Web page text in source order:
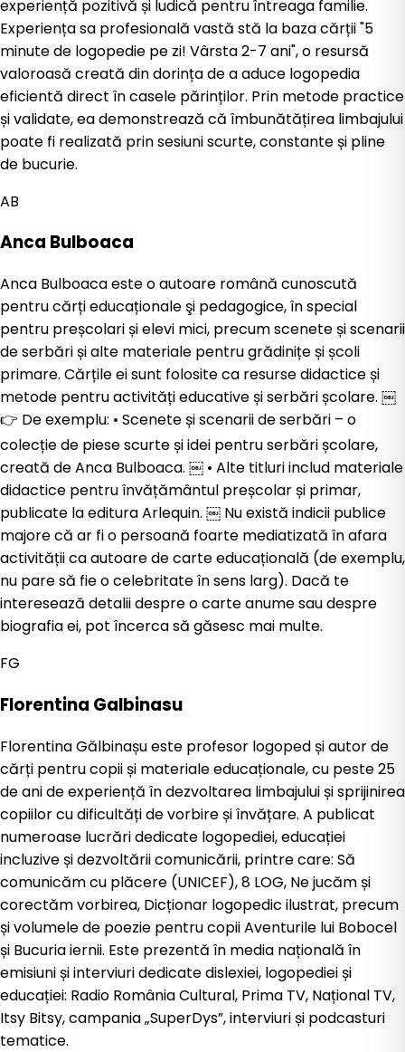
experiență pozitivă și ludică pentru întreaga familie.
Experiența sa profesională vastă stă la baza cărții "5
minute de logopedie pe zi! Vârsta 2-7 ani", o resursă
valoroasă creată din dorința de a aduce logopedia
eficientă direct în casele părinților. Prin metode practice
și validate, ea demonstrează că îmbunătățirea limbajului
poate fi realizată prin sesiuni scurte, constante și pline
de bucurie.
AB
Anca Bulboaca
Anca Bulboaca este o autoare română cunoscută
pentru cărți educaționale şi pedagogice, în special
pentru preșcolari și elevi mici, precum scenete și scenarii
de serbări și alte materiale pentru grădinițe și școli
primare. Cărțile ei sunt folosite ca resurse didactice și
metode pentru activități educative și serbări școlare. ￼
👉 De exemplu: • Scenete și scenarii de serbări – o
colecție de piese scurte și idei pentru serbări școlare,
creată de Anca Bulboaca. ￼ • Alte titluri includ materiale
didactice pentru învățământul preșcolar și primar,
publicate la editura Arlequin. ￼ Nu există indicii publice
majore că ar fi o persoană foarte mediatizată în afara
activității ca autoare de carte educațională (de exemplu,
nu pare să fie o celebritate în sens larg). Dacă te
interesează detalii despre o carte anume sau despre
biografia ei, pot încerca să găsesc mai multe.
FG
Florentina Galbinasu
Florentina Gălbinașu este profesor logoped și autor de
cărți pentru copii și materiale educaționale, cu peste 25
de ani de experiență în dezvoltarea limbajului și sprijinirea
copiilor cu dificultăți de vorbire și învățare. A publicat
numeroase lucrări dedicate logopediei, educației
incluzive și dezvoltării comunicării, printre care: Să
comunicăm cu plăcere (UNICEF), 8 LOG, Ne jucăm și
corectăm vorbirea, Dicționar logopedic ilustrat, precum
și volumele de poezie pentru copii Aventurile lui Bobocel
și Bucuria iernii. Este prezentă în media națională în
emisiuni și interviuri dedicate dislexiei, logopediei și
educației: Radio România Cultural, Prima TV, Național TV,
Itsy Bitsy, campania „SuperDys”, interviuri și podcasturi
tematice.